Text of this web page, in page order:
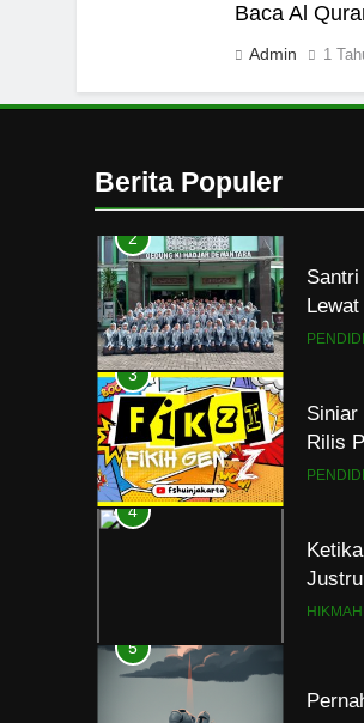
Baca Al
Admin 1
Berita Populer
Mau
HIKMAH
1
2
3
Siniar
Rilis
4
HIKMAH
5